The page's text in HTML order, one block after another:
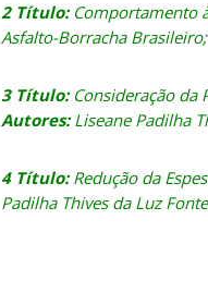
2 Título:Comportamento
Asfalto-Borracha Brasileiro;
3 Título:Consideração da
Autores:Liseane Padilha
4 Título:Redução da
Padilha Thives da Luz